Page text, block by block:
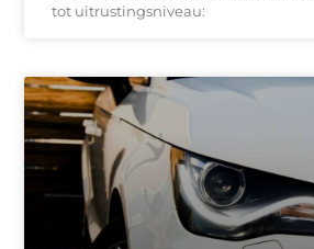
tot uitrustingsniveau: